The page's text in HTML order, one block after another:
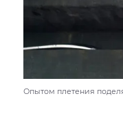
Опытом плетения